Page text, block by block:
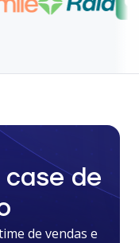
de
de vendas e